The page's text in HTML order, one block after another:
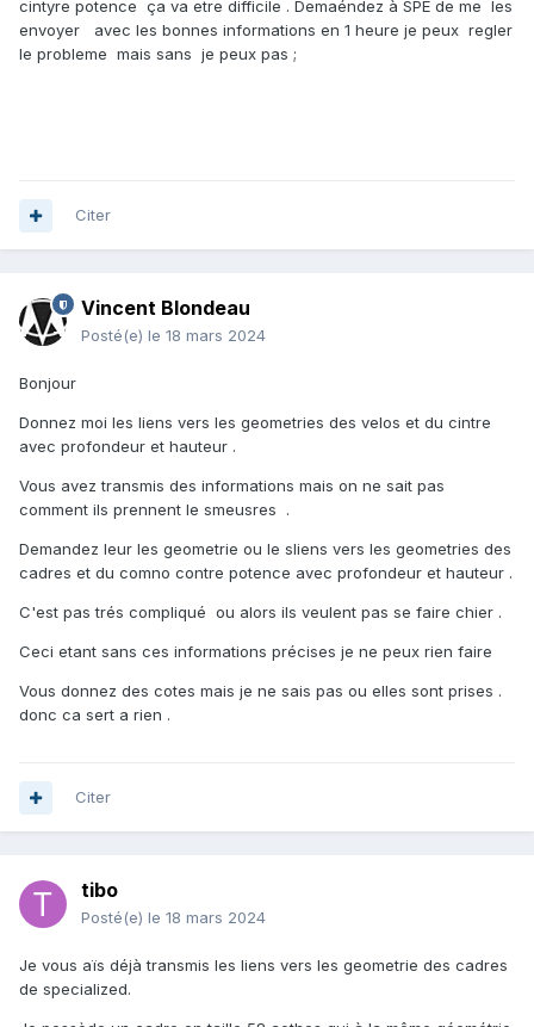
cintyre potence ça va etre difficile . Demaéndez à SPE de me les
envoyer avec les bonnes informations en 1 heure je peux regler
le probleme mais sans je peux pas ;
Citer
Vincent Blondeau
Posté(e) le 18 mars 2024
Bonjour
Donnez moi les liens vers les geometries des velos et du cintre
avec profondeur et hauteur .
Vous avez transmis des informations mais on ne sait pas
comment ils prennent le smeusres .
Demandez leur les geometrie ou le sliens vers les geometries des
cadres et du comno contre potence avec profondeur et hauteur .
C'est pas trés compliqué ou alors ils veulent pas se faire chier .
Ceci etant sans ces informations précises je ne peux rien faire
Vous donnez des cotes mais je ne sais pas ou elles sont prises .
donc ca sert a rien .
Citer
tibo
Posté(e) le 18 mars 2024
Je vous aïs déjà transmis les liens vers les geometrie des cadres
de specialized.